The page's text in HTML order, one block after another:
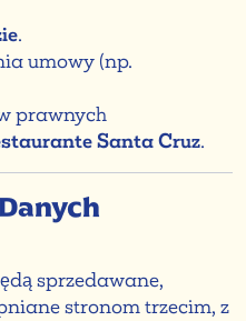
.
umowy (np.
prawnych
Santa Cruz.
sprzedawane,
stronom trzecim, z